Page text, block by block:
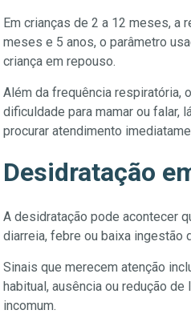
Em crianças de 2 a 12 meses, a
meses e 5 anos, o parâmetro
criança em repouso.
Além da frequência respiratória,
dificuldade para mamar ou falar,
procurar atendimento
Desidratação
A desidratação pode acontecer
diarreia, febre ou baixa ingestão
Sinais que merecem atenção
habitual, ausência ou redução
incomum.